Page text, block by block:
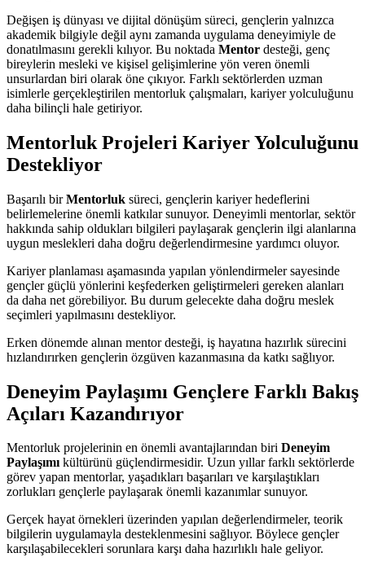
Değişen iş dünyası ve dijital dönüşüm süreci, gençlerin yalnızca
akademik bilgiyle değil aynı zamanda uygulama deneyimiyle de
donatılmasını gerekli kılıyor. Bu noktada Mentor desteği, genç
bireylerin mesleki ve kişisel gelişimlerine yön veren önemli
unsurlardan biri olarak öne çıkıyor. Farklı sektörlerden uzman
isimlerle gerçekleştirilen mentorluk çalışmaları, kariyer yolculuğunu
daha bilinçli hale getiriyor.
Mentorluk Projeleri Kariyer Yolculuğunu
Destekliyor
Başarılı birMentorluk süreci, gençlerin kariyer hedeflerini
belirlemelerine önemli katkılar sunuyor. Deneyimli mentorlar, sektör
hakkında sahip oldukları bilgileri paylaşarak gençlerin ilgi alanlarına
uygun meslekleri daha doğru değerlendirmesine yardımcı oluyor.
Kariyer planlaması aşamasında yapılan yönlendirmeler sayesinde
gençler güçlü yönlerini keşfederken geliştirmeleri gereken alanları
da daha net görebiliyor. Bu durum gelecekte daha doğru meslek
seçimleri yapılmasını destekliyor.
Erken dönemde alınan mentor desteği, iş hayatına hazırlık sürecini
hızlandırırken gençlerin özgüven kazanmasına da katkı sağlıyor.
Deneyim Paylaşımı Gençlere Farklı Bakış
Açıları Kazandırıyor
Mentorluk projelerinin en önemli avantajlarından biri Deneyim
Paylaşımıkültürünü güçlendirmesidir. Uzun yıllar farklı sektörlerde
görev yapan mentorlar, yaşadıkları başarıları ve karşılaştıkları
zorlukları gençlerle paylaşarak önemli kazanımlar sunuyor.
Gerçek hayat örnekleri üzerinden yapılan değerlendirmeler, teorik
bilgilerin uygulamayla desteklenmesini sağlıyor. Böylece gençler
karşılaşabilecekleri sorunlara karşı daha hazırlıklı hale geliyor.